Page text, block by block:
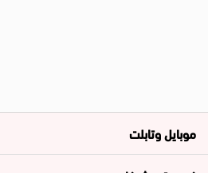
موبايل وتابلت